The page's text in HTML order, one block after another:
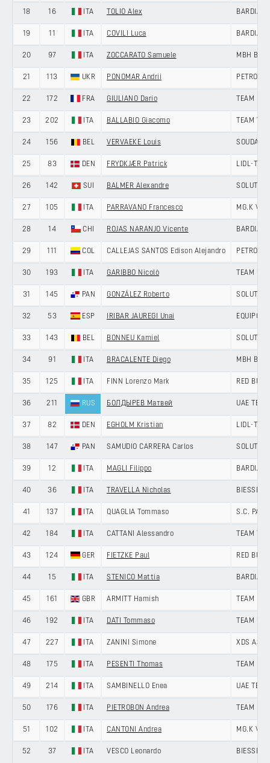
18 16 ITA TOLIO Alex BARDIANI
19 11 ITA COVILI Luca BARDIANI
20 97 ITA ZOCCARATO Samuele MBH
21 113 UKR PONOMAR Andrii
22 172 FRA GIULIANO Dario TEAM
23 202 ITA BALLABIO Giacomo TEAM
24 156 BEL VERVAEKE Louis SOUDAL
25 83 DEN FRYDKJÆR Patrick LIDL-
26 142 SUI BALMER Alexandre
27 105 ITA PARRAVANO Francesco MG.K VIS
28 14 CHI ROJAS NARANJO Vicente BARDIANI
29 111 COL CALLEJAS SANTOS Edison Alejandro
30 193 ITA GARIBBO Nicolò TEAM
31 145 PAN GONZÁLEZ Roberto
32 53 ESP IRIBAR JAUREGI Unai EQUIPO
33 143 BEL BONNEU Kamiel
34 91 ITA BRACALENTE Diego MBH
35 125 ITA FINN Lorenzo Mark RED
36 211 RUS БОЛДЫРЕВ Матвей UAE
37 82 DEN EGHOLM Kristian LIDL-
38 147 PAN SAMUDIO CARRERA Carlos
39 12 ITA MAGLI Filippo BARDIANI
40 36 ITA TRAVELLA Nicholas BIESSE -
41 137 ITA QUAGLIA Tommaso S.C.
42 184 ITA CATTANI Alessandro TEAM
43 124 GER FIETZKE Paul RED
44 15 ITA STENICO Mattia BARDIANI
45 161 GBR ARMITT Hamish TEAM
46 192 ITA DATI Tommaso TEAM
47 227 ITA ZANINI Simone XDS
48 175 ITA PESENTI Thomas TEAM
49 214 ITA SAMBINELLO Enea UAE
50 176 ITA PIETROBON Andrea TEAM
51 102 ITA CANTONI Andrea MG.K VIS
52 37 ITA VESCO Leonardo BIESSE -